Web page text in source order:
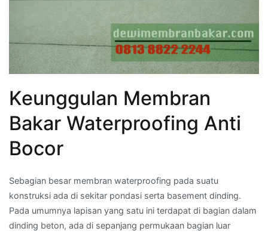
Keunggulan Membran
Bakar Waterproofing Anti
Bocor
Sebagian besar membran waterproofing pada suatu
konstruksi ada di sekitar pondasi serta basement dinding.
Pada umumnya lapisan yang satu ini terdapat di bagian dalam
dinding beton, ada di sepanjang permukaan bagian luar